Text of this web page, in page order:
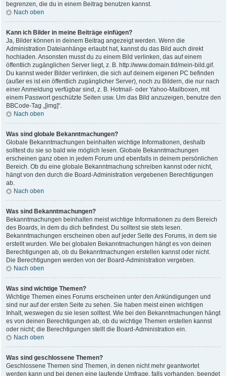
begrenzen, die du in einem Beitrag benutzen kannst.
Nach oben
Kann ich Bilder in meine Beiträge einfügen?
Ja, Bilder können in deinem Beitrag angezeigt werden. Wenn die
Administration Dateianhänge erlaubt hat, kannst du das Bild auch direkt
hochladen. Ansonsten musst du zu einem Bild verlinken, das auf einem
öffentlich zugänglichen Server liegt, z. B. http://www.domain.tld/mein-bild.gif.
Du kannst weder Bilder verlinken, die sich auf deinem eigenen PC befinden
(außer es ist ein öffentlich zugänglicher Server), noch zu Bildern, die nur nach
einer Anmeldung verfügbar sind, z. B. Hotmail- oder Yahoo-Mailboxen, mit
einem Passwort geschützte Seiten usw. Um das Bild anzuzeigen, benutze den
BBCode-Tag „[img]“.
Nach oben
Was sind globale Bekanntmachungen?
Globale Bekanntmachungen beinhalten wichtige Informationen, deshalb
solltest du sie so bald wie möglich lesen. Globale Bekanntmachungen
erscheinen ganz oben in jedem Forum und ebenfalls in deinem persönlichen
Bereich. Ob du eine globale Bekanntmachung schreiben kannst oder nicht,
hängt von den durch die Board-Administration vergebenen Berechtigungen
ab.
Nach oben
Was sind Bekanntmachungen?
Bekanntmachungen beinhalten meist wichtige Informationen zu dem Bereich
des Boards, in dem du dich befindest. Du solltest sie stets lesen.
Bekanntmachungen erscheinen oben auf jeder Seite des Forums, in dem sie
erstellt wurden. Wie bei globalen Bekanntmachungen hängt es von deinen
Berechtigungen ab, ob du Bekanntmachungen erstellen kannst oder nicht.
Die Berechtigungen werden von der Board-Administration vergeben.
Nach oben
Was sind wichtige Themen?
Wichtige Themen eines Forums erscheinen unter den Ankündigungen und
sind nur auf der ersten Seite zu sehen. Sie haben meist einen wichtigen
Inhalt, weswegen du sie lesen solltest. Wie bei den Bekanntmachungen hängt
es von deinen Berechtigungen ab, ob du wichtige Themen erstellen kannst
oder nicht; die Berechtigungen stellt die Board-Administration ein.
Nach oben
Was sind geschlossene Themen?
Geschlossene Themen sind Themen, in denen nicht mehr geantwortet
werden kann und bei denen eine laufende Umfrage, falls vorhanden, beendet